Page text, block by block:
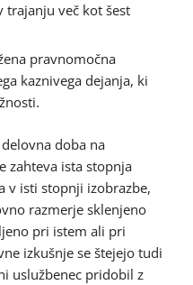
trajanju več kot šest
pravnomočna
kaznivega dejanja, ki
doba na
zahteva ista stopnja
v isti stopnji izobrazbe,
razmerje sklenjeno
pri istem ali pri
izkušnje se štejejo tudi
uslužbenec pridobil z